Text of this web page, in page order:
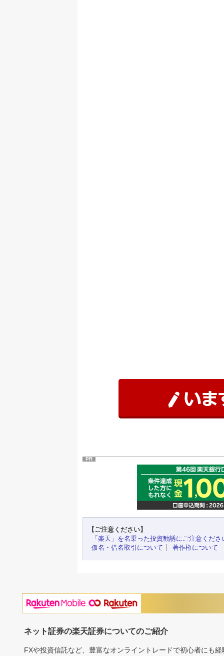
PR
【ご注意ください】
「楽天」を名乗った投資勧誘にご注意くださ
仮名・借名取引について
著作権について
ネット証券の楽天証券についてのご紹介
FXや投資信託など、豊富なオンライントレードで初心者にも